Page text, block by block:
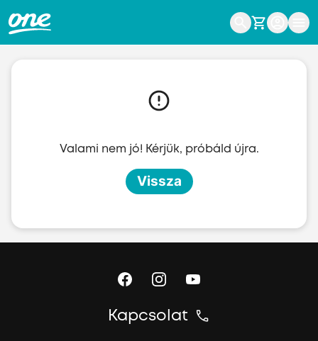
Valami nem jó! Kérjük, próbáld újra.
Vissza
Kapcsolat